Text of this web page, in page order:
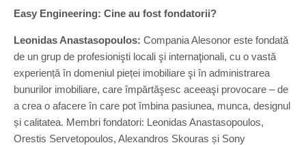
Easy Engineering: Cine au fost fondatorii?
Leonidas Anastasopoulos: Compania Alesonor este fondată
de un grup de profesionişti locali şi internaţionali, cu o vastă
experiență în domeniul pieței imobiliare şi în administrarea
bunurilor imobiliare, care împărtăşesc aceeaşi provocare – de
a crea o afacere în care pot îmbina pasiunea, munca, designul
și calitatea. Membri fondatori: Leonidas Anastasopoulos,
Orestis Servetopoulos, Alexandros Skouras și Sony